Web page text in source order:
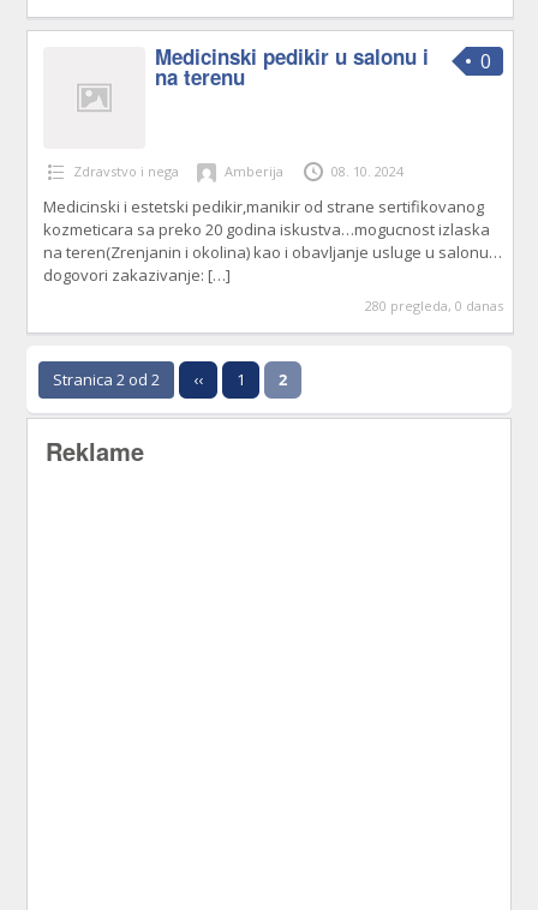
0
Medicinski pedikir u salonu i
na terenu
Zdravstvo i nega Amberija 08. 10. 2024
Medicinski i estetski pedikir,manikir od strane sertifikovanog
kozmeticara sa preko 20 godina iskustva…mogucnost izlaska
na teren(Zrenjanin i okolina) kao i obavljanje usluge u salonu…
dogovori zakazivanje: […]
280 pregleda, 0 danas
Stranica 2 od 2 ‹‹ 1 2
Reklame